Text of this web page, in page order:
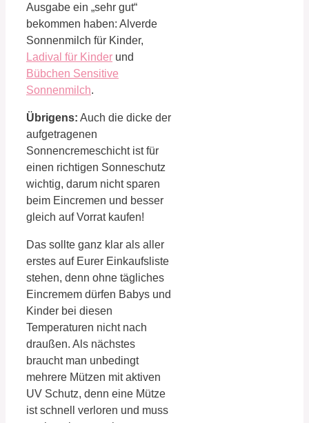
Ausgabe ein „sehr gut“
bekommen haben: Alverde
Sonnenmilch für Kinder,
Ladival für Kinder und
Bübchen Sensitive
Sonnenmilch.
Übrigens: Auch die dicke der
aufgetragenen
Sonnencremeschicht ist für
einen richtigen Sonneschutz
wichtig, darum nicht sparen
beim Eincremen und besser
gleich auf Vorrat kaufen!
Das sollte ganz klar als aller
erstes auf Eurer Einkaufsliste
stehen, denn ohne tägliches
Eincremem dürfen Babys und
Kinder bei diesen
Temperaturen nicht nach
draußen. Als nächstes
braucht man unbedingt
mehrere Mützen mit aktiven
UV Schutz, denn eine Mütze
ist schnell verloren und muss